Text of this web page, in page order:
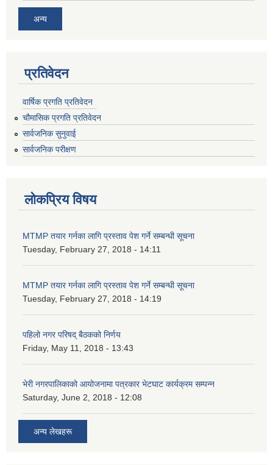
अन्य
प्रतिवेदन
वार्षिक प्रगति प्रतिवेदन
चौमासिक प्रगति प्रतिवेदन
सार्वजनिक सुनुवाई
सार्वजनिक परीक्षण
लोकप्रिय विषय
MTMP तयार गर्नका लागि प्रस्ताव पेश गर्ने सम्बन्धी सूचना
Tuesday, February 27, 2018 - 14:11
MTMP तयार गर्नका लागि प्रस्ताव पेश गर्ने सम्बन्धी सूचना
Tuesday, February 27, 2018 - 14:19
पहिलो नगर परिषद् बैठकको निर्णय
Friday, May 11, 2018 - 13:43
भेरी नगरपालिकाको आयोजनामा पत्रकार भेटघाट कार्यक्रम सम्पन्न
Saturday, June 2, 2018 - 12:08
अन्य लेखहरू